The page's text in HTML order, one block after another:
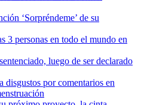
‘Sorpréndeme’ de su
3 personas en todo el mundo en
luego de ser declarado
por comentarios en